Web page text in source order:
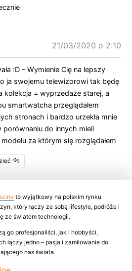
21/03/2020 o 2:10
:D – Wymienie Cię na lepszy
ja swojemu telewizorowi tak będę
kolekcja = wyprzedaże starej, a
smartwatcha przeglądałem
stronach i bardzo urzekła mnie
porównaniu do innych mieli
za którym się rozglądałem
to wyjątkowy na polskim rynku
który łączy ze sobą lifestyle, podróże i
ze światem technologii.
go profesjonaliści, jak i hobbyści,
łączy jedno – pasja i zamiłowanie do
nas świata.